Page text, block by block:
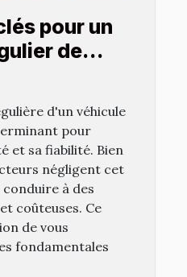
pour un
de
et éviter
d'un véhicule
pour
et sa fiabilité. Bien
négligent cet
à des
coûteuses. Ce
de vous
fondamentales